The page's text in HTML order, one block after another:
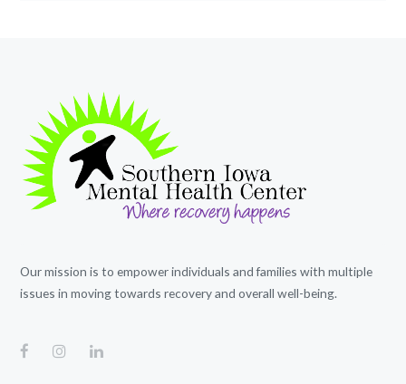
Our mission is to empower individuals and families with multiple
issues in moving towards recovery and overall well-being.